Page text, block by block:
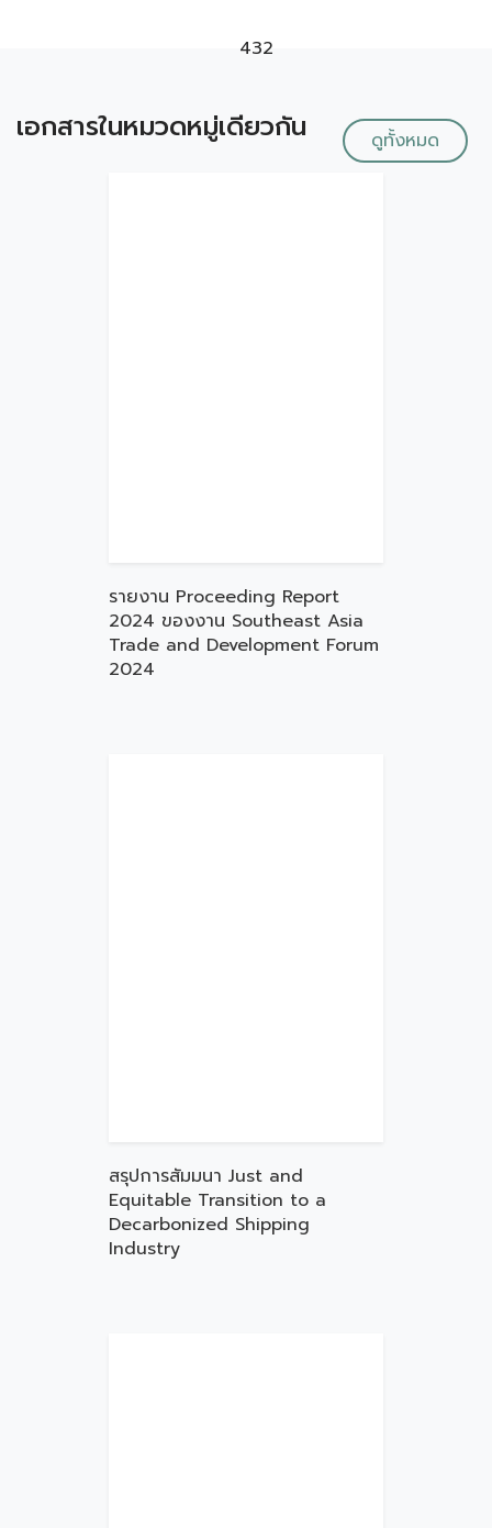
432
เอกสารในหมวดหมู่เดียวกัน ดูทั้งหมด
รายงาน Proceeding Report
2024 ของงาน Southeast Asia
Trade and Development Forum
2024
สรุปการสัมมนา Just and
Equitable Transition to a
Decarbonized Shipping
Industry